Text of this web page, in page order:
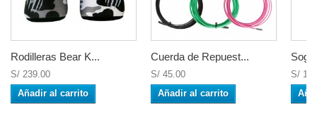
Rodilleras Bear K...
S/ 239.00
Añadir al carrito
Cuerda de Repuest...
S/ 45.00
Añadir al carrito
S/